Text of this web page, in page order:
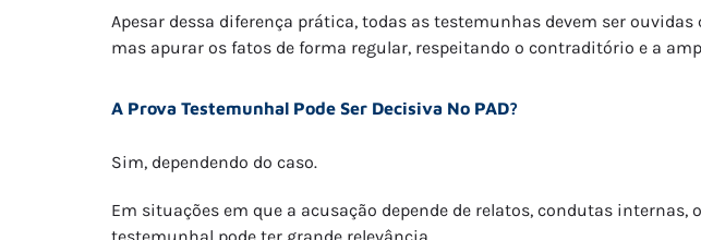
Apesar dessa diferença prática, todas as testemunhas devem ser
mas apurar os fatos de forma regular, respeitando o contraditório e a
A Prova Testemunhal Pode Ser Decisiva No PAD?
Sim, dependendo do caso.
Em situações em que a acusação depende de relatos, condutas